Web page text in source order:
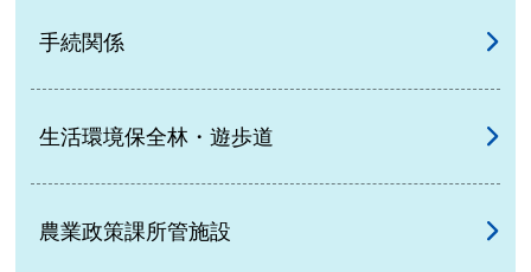
手続関係
生活環境保全林・遊歩道
農業政策課所管施設